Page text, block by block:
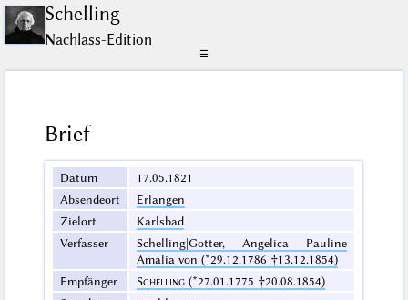
Schelling
Nachlass-Edition
☰
Brief
Datum
17.05.1821
Absendeort
Erlangen
Zielort
Karlsbad
Verfasser
Schelling|Gotter, Angelica Pauline
Amalia von (*29.12.1786 †13.12.1854)
Empfänger
Schelling (*27.01.1775 †20.08.1854)